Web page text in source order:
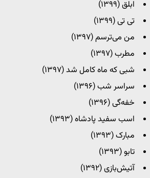
ابلق (۱۳۹۹)
تی تی (۱۳۹۹)
من می‌ترسم (۱۳۹۷)
مطرب (۱۳۹۷)
شبی که ماه کامل شد (۱۳۹۷)
سراسر شب (۱۳۹۶)
خفه‌گی (۱۳۹۶)
اسب سفید پادشاه (۱۳۹۳)
مبارک (۱۳۹۳)
تابو (۱۳۹۳)
آتیش‌بازی (۱۳۹۲)